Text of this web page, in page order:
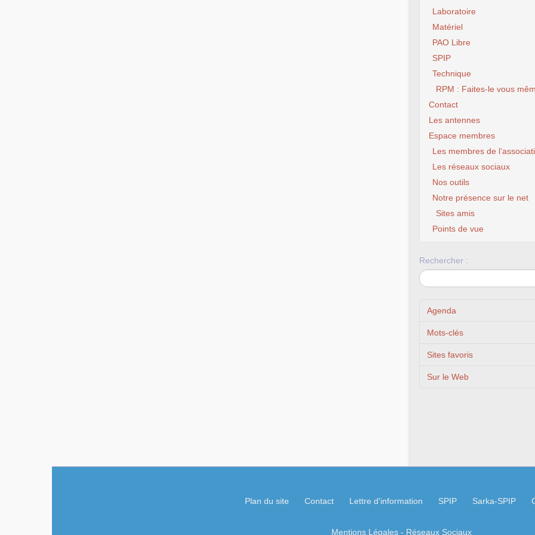
Laboratoire
Matériel
PAO Libre
SPIP
Technique
RPM : Faites-le vous
Contact
Les antennes
Espace membres
Les membres de
Les réseaux sociaux
Nos outils
Notre présence sur le net
Sites amis
Points de vue
Rechercher :
Agenda
Mots-clés
Sites favoris
Sur le Web
Plan du site Contact Lettre d'information SPIP Sarka-SPIP
Mentions Légales- Réseaux Sociaux